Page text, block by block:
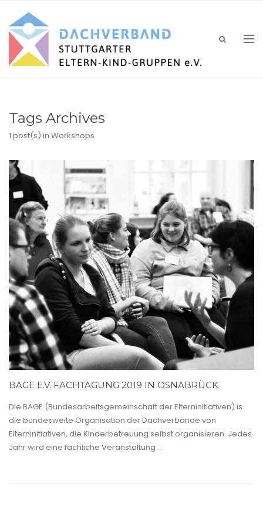
Tags Archives
1 post(s) in Workshops
BAGE E.V. FACHTAGUNG 2019 IN OSNABRÜCK
Die BAGE (Bundesarbeitsgemeinschaft der Elterninitiativen) is
die bundesweite Organisation der Dachverbände von
Elterninitiativen, die Kinderbetreuung selbst organisieren. Jedes
Jahr wird eine fachliche Veranstaltung ...